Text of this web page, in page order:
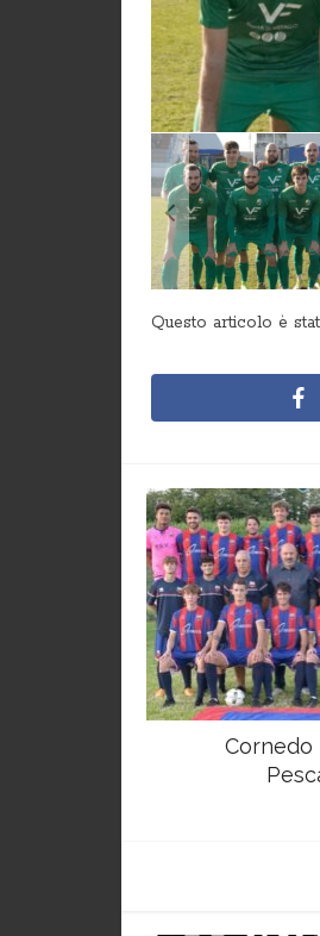
Questo articolo è
Cornedo